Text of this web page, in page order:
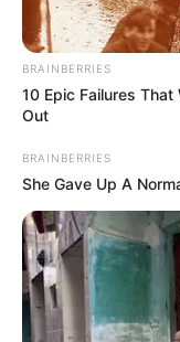
De frente para o mar
BRAINBERRIES
10 Epic Failures
Out
BRAINBERRIES
She Gave Up A